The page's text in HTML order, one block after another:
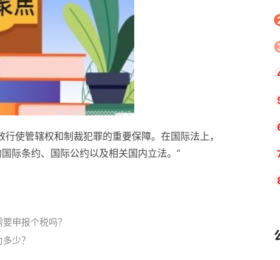
使管辖权和制裁犯罪的重要保障。在国际法上，
际条约、国际公约以及相关国内立法。”
申报个税吗？
少？